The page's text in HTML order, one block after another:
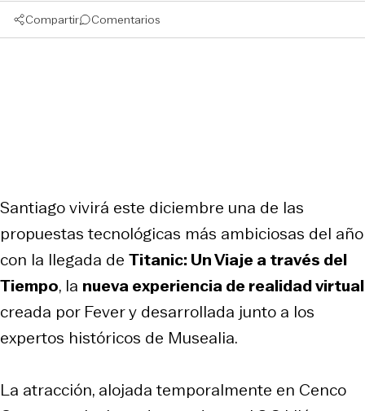
Compartir Comentarios
Santiago vivirá este diciembre una de las
propuestas tecnológicas más ambiciosas del año
con la llegada de Titanic: Un Viaje a través del
Tiempo, la nueva experiencia de realidad virtual
creada por Fever y desarrollada junto a los
expertos históricos de Musealia.
La atracción, alojada temporalmente en Cenco